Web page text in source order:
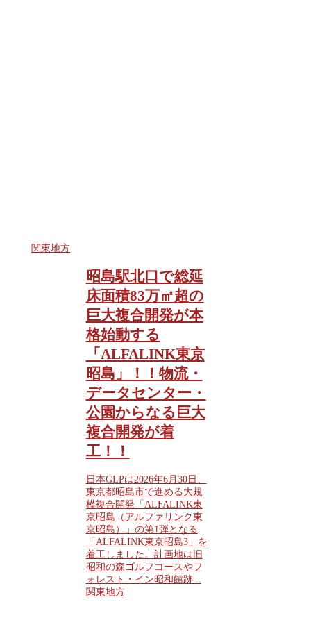
関東地方
昭島駅北口で総延
床面積83万㎡超の
巨大複合開発が本
格始動する
「ALFALINK東京
昭島」！！物流・
データセンター・
公園からなる巨大
複合開発が着
工！！
日本GLPは2026年6月30日、
東京都昭島市で進める大規
模複合開発「ALFALINK東
京昭島（アルファリンク東
京昭島）」の第1弾となる
「ALFALINK東京昭島3」を
着工しました。計画地は旧
昭和の森ゴルフコースやフ
ォレスト・イン昭和館跡...
関東地方